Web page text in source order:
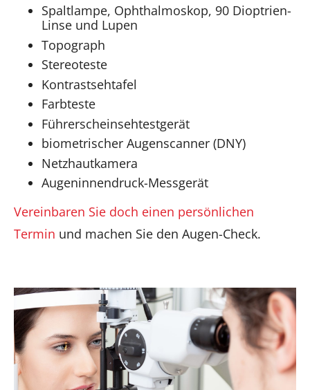
Spaltlampe, Ophthalmoskop, 90 Dioptrien-
Linse und Lupen
Topograph
Stereoteste
Kontrastsehtafel
Farbteste
Führerscheinsehtestgerät
biometrischer Augenscanner (DNY)
Netzhautkamera
Augeninnendruck-Messgerät
Vereinbaren Sie doch einen persönlichen
Termin und machen Sie den Augen-Check.